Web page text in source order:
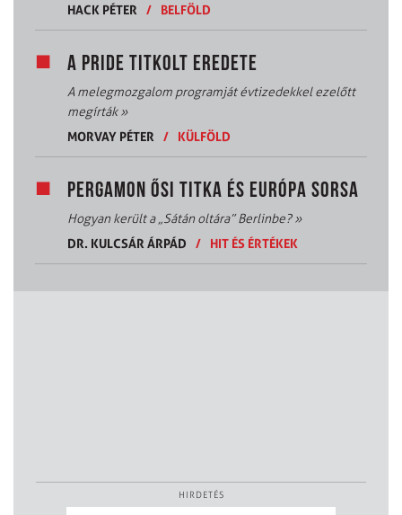
HACK PÉTER
/ BELFÖLD
A PRIDE TITKOLT EREDETE
A melegmozgalom programját évtizedekkel ezelőtt
megírták»
MORVAY PÉTER
/ KÜLFÖLD
PERGAMON ŐSI TITKA ÉS EURÓPA SORSA
Hogyan került a „Sátán oltára” Berlinbe?»
DR. KULCSÁR ÁRPÁD
/ HIT ÉS ÉRTÉKEK
HIRDETÉS